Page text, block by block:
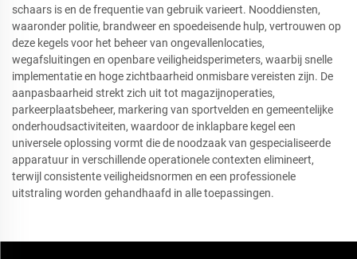
schaars is en de frequentie van gebruik varieert. Nooddiensten,
waaronder politie, brandweer en spoedeisende hulp, vertrouwen op
deze kegels voor het beheer van ongevallenlocaties,
wegafsluitingen en openbare veiligheidsperimeters, waarbij snelle
implementatie en hoge zichtbaarheid onmisbare vereisten zijn. De
aanpasbaarheid strekt zich uit tot magazijnoperaties,
parkeerplaatsbeheer, markering van sportvelden en gemeentelijke
onderhoudsactiviteiten, waardoor de inklapbare kegel een
universele oplossing vormt die de noodzaak van gespecialiseerde
apparatuur in verschillende operationele contexten elimineert,
terwijl consistente veiligheidsnormen en een professionele
uitstraling worden gehandhaafd in alle toepassingen.